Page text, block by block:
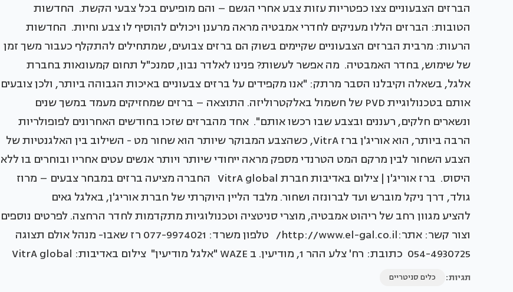
הברזים הצבעוניים צצו כפטריות עזות צבע אחרי הגשם – והם מופיעים בכל צבעי הקשת. החדשות
הטובות: הברזים הללו מעניקים לחדרי אמבטיה מראה מרענן ויכולים להוסיף לו צבע וחיות. החדשות
הרעות: מרבית הברזים הצבעוניים שקיימים בשוק הם ברזים צבועים, שמתחילים להתקלף כעבור משך זמן
של שימוש, בחדר האמבטיה. מה אפשר לעשות? פנינו לאלדר נבון, סמנכ"ל תחום קמעונאות בחברת
אלגל, בשאלה וקיבלנו הסבר מרתק: "אנו מקפידים על ברזים צבעוניים באיכות הגבוהה ביותר, ולכן צובעים
אותם בטכנולוגיית PVD של חשמול באלקטרוליזה. התוצאה – ברזים שמחזיקים מעמד במשך שנים
ונשארים חלקים, רעננים ובצבע שבו רכשו אותם". אחד מהברזים שזכו בחודשים האחרונים לפופולריות
הרבה ביותר, הוא אוריג'ן ברז VitrA, כשהצבע המבוקר שיותר הוא שחור מט - השילוב בין האלגנטיות של
הצבע השחור לבין מרקם המט הטרנדי מספק מראה ייחודי שיותר ויותר אנשים עטים אחריו ובוחרים בו ללא
היסוס. ברז אוריג'ן | צילום באדיבות חברת VitrA global החברה מציעה ברזים במבחר צבעים – מרוז
גולד, דרך ניקל מוברש ועד לברונזה ושחור. מלבד הליין היוקרתי של חברת אוריג'ן, באלגל גאים
להציע מגוון רחב של ריהוט אמבטיה, מוצרי סניטציה וטכנולוגיות מתקדמות לחדר הרחצה. לפרטים נוספים
וצור קשר: אתר:http://www.el-gal.co.il/ טלפון משרד: 077-9974021 רז שאבו- מנהל אולם תצוגה
054-4930725 כתובת: רח' צלע ההר 1, מודיעין. ב WAZE "אלגל מודיעין" צילום באדיבות: VitrA global
תגיות: כלים סניטריים